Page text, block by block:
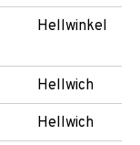
Hellwinkel
Hellwich
Hellwich